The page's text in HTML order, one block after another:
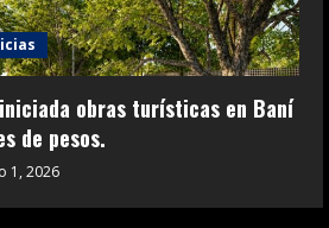
obras turísticas en Baní
de pesos.
1, 2026